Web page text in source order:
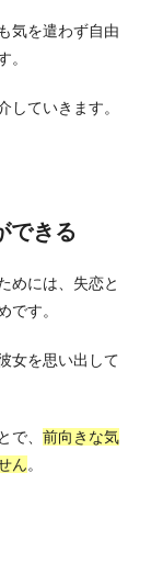
気を遣わず自由
。
していきます。
できる
めには、失恋と
です。
女を思い出して
で、 前向きな気
ん。